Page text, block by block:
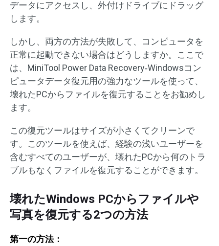
データにアクセスし、外付けドライブにドラッグ
します。
しかし、両方の方法が失敗して、コンピュータを
正常に起動できない場合はどうしますか。ここで
は、MiniTool Power Data Recovery‐Windowsコン
ピュータデータ復元用の強力なツールを使って、
壊れたPCからファイルを復元することをお勧めし
ます。
この復元ツールはサイズが小さくてクリーンで
す。このツールを使えば、経験の浅いユーザーを
含むすべてのユーザーが、壊れたPCから何のトラ
ブルもなくファイルを復元することができます。
壊れたWindows PCからファイルや
写真を復元する2つの方法
第一の方法：